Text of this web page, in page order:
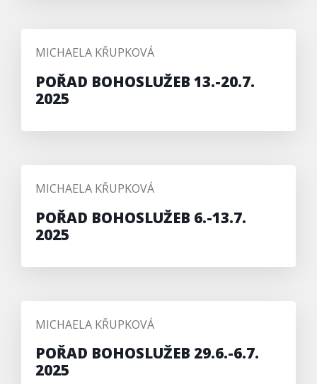
PŘIDAL/A
MICHAELA KŘUPKOVÁ
POŘAD BOHOSLUŽEB 13.-20.7.
2025
PŘIDAL/A
MICHAELA KŘUPKOVÁ
POŘAD BOHOSLUŽEB 6.-13.7.
2025
PŘIDAL/A
MICHAELA KŘUPKOVÁ
POŘAD BOHOSLUŽEB 29.6.-6.7.
2025